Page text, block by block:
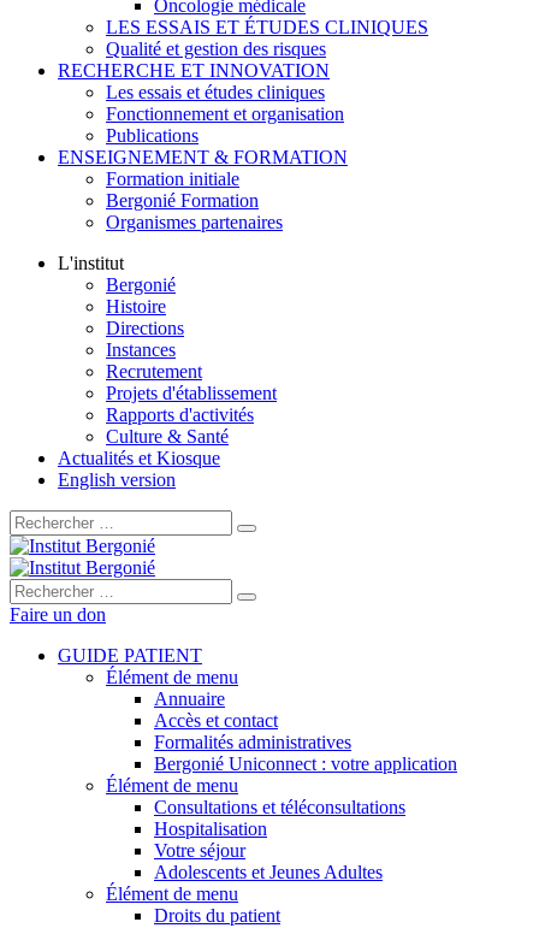
Oncologie médicale
LES ESSAIS ET ÉTUDES CLINIQUES
Qualité et gestion des risques
RECHERCHE ET INNOVATION
Les essais et études cliniques
Fonctionnement et organisation
Publications
ENSEIGNEMENT & FORMATION
Formation initiale
Bergonié Formation
Organismes partenaires
L'institut
Bergonié
Histoire
Directions
Instances
Recrutement
Projets d'établissement
Rapports d'activités
Culture & Santé
Actualités et Kiosque
English version
Rechercher :
Rechercher :
Faire un don
GUIDE PATIENT
Élément de menu
Annuaire
Accès et contact
Formalités administratives
Bergonié Uniconnect : votre application
Élément de menu
Consultations et téléconsultations
Hospitalisation
Votre séjour
Adolescents et Jeunes Adultes
Élément de menu
Droits du patient